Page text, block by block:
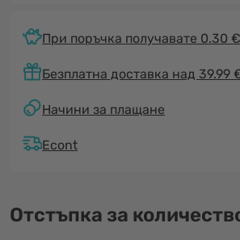
При поръчка получавате 0.30 €
Безплатна доставка над 39.99
Начини за плащане
Econt
Отстъпка за